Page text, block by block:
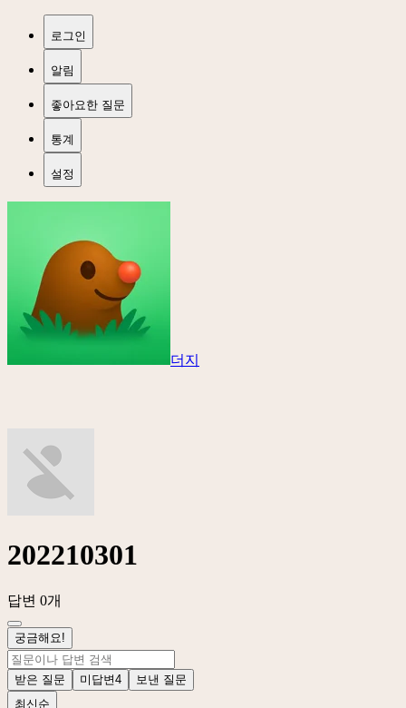
로그인
알림
좋아요한 질문
통계
설정
더지
202210301
답변 0개
궁금해요!
받은 질문 미답변4
보낸 질문
최신순